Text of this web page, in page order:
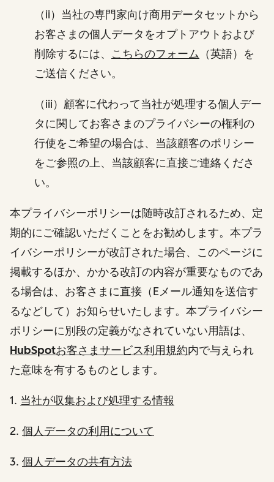
（ii）当社の専門家向け商用データセットから
お客さまの個人データをオプトアウトおよび
削除するには、 こちらのフォーム （英語）を
ご送信ください。
（iii）顧客に代わって当社が処理する個人デー
タに関してお客さまのプライバシーの権利の
行使をご希望の場合は、当該顧客のポリシー
をご参照の上、当該顧客に直接ご連絡くださ
い。
本プライバシーポリシーは随時改訂されるため、定
期的にご確認いただくことをお勧めします。本プラ
イバシーポリシーが改訂された場合、このページに
掲載するほか、かかる改訂の内容が重要なものであ
る場合は、お客さまに直接（Eメール通知を送信す
るなどして）お知らせいたします。本プライバシー
ポリシーに別段の定義がなされていない用語は、
HubSpotお客さまサービス利用規約内で与えられ
た意味を有するものとします。
1. 当社が収集および処理する情報
2. 個人データの利用について
3. 個人データの共有方法